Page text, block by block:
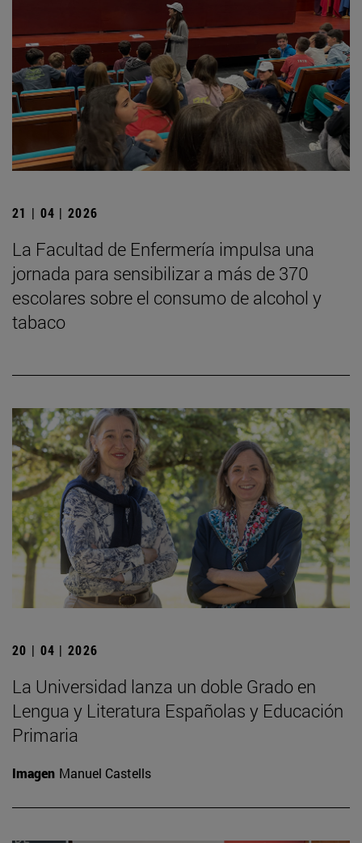
21 | 04 | 2026
La Facultad de Enfermería impulsa una
jornada para sensibilizar a más de 370
escolares sobre el consumo de alcohol y
tabaco
20 | 04 | 2026
La Universidad lanza un doble Grado en
Lengua y Literatura Españolas y Educación
Primaria
Imagen Manuel Castells